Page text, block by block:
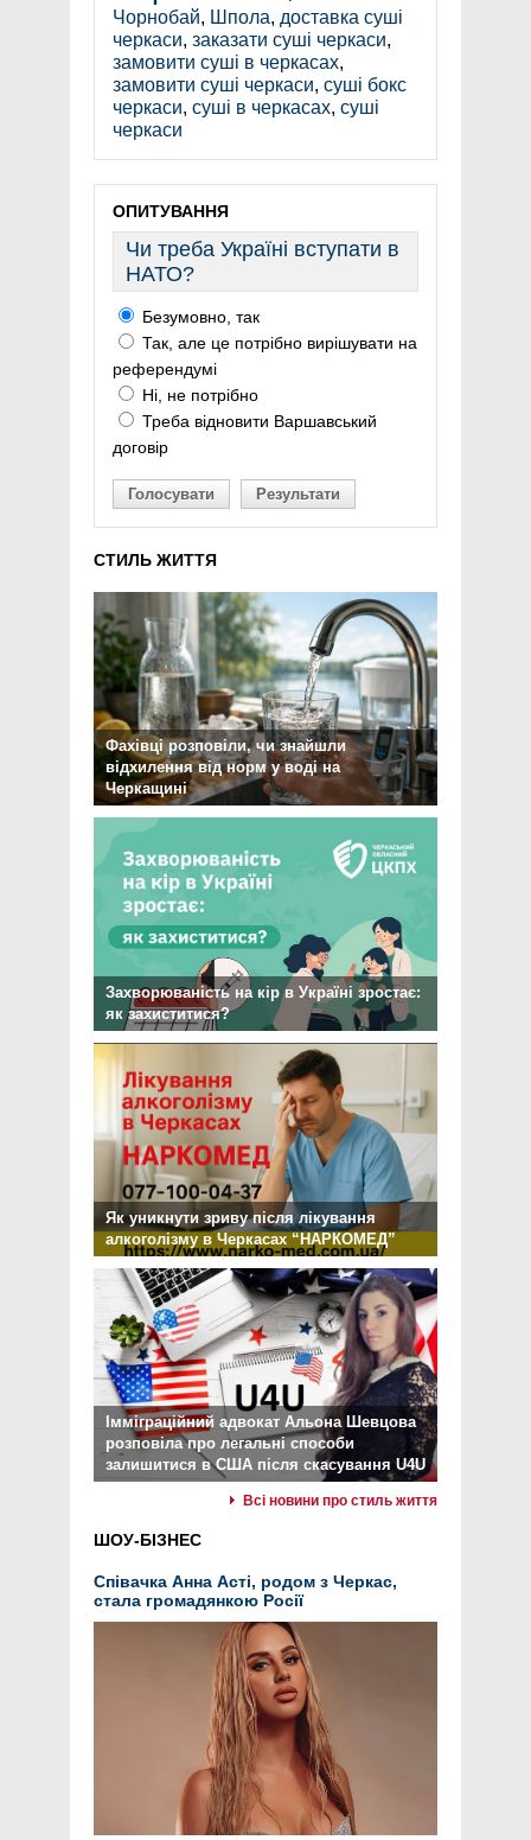
Чорнобай, Шпола, доставка суші
черкаси, заказати суші черкаси,
замовити суші в черкасах,
замовити суші черкаси, суші бокс
черкаси, суші в черкасах, суші
черкаси
ОПИТУВАННЯ
Чи треба Україні вступати в
НАТО?
Безумовно, так
Так, але це потрібно вирішувати на
референдумі
Ні, не потрібно
Треба відновити Варшавський
договір
Голосувати Результати
СТИЛЬ ЖИТТЯ
Фахівці розповіли, чи знайшли
відхилення від норм у воді на
Черкащині
Захворюваність на кір в Україні зростає:
як захиститися?
Як уникнути зриву після лікування
алкоголізму в Черкасах “НАРКОМЕД”
Імміграційний адвокат Альона Шевцова
розповіла про легальні способи
залишитися в США після скасування U4U
Всі новини про стиль життя
ШОУ-БІЗНЕС
Співачка Анна Асті, родом з Черкас,
стала громадянкою Росії